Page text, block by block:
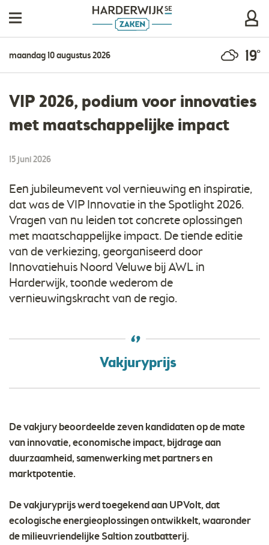
maandag 10 augustus 2026 19°
VIP 2026, podium voor innovaties
met maatschappelijke impact
15 juni 2026
Een jubileumevent vol vernieuwing en inspiratie,
dat was de VIP Innovatie in the Spotlight 2026.
Vragen van nu leiden tot concrete oplossingen
met maatschappelijke impact. De tiende editie
van de verkiezing, georganiseerd door
Innovatiehuis Noord Veluwe bij AWL in
Harderwijk, toonde wederom de
vernieuwingskracht van de regio.
Vakjuryprijs
De vakjury beoordeelde zeven kandidaten op de mate
van innovatie, economische impact, bijdrage aan
duurzaamheid, samenwerking met partners en
marktpotentie.
De vakjuryprijs werd toegekend aan UPVolt, dat
ecologische energieoplossingen ontwikkelt, waaronder
de milieuvriendelijke Saltion zoutbatterij.